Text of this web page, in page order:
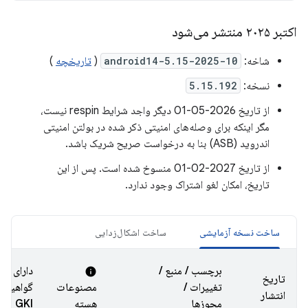
اکتبر ۲۰۲۵ منتشر می‌شود
شاخه: android14-5.15-2025-10
( تاریخچه )
نسخه: 5.15.192
از تاریخ 2026-05-01 دیگر واجد شرایط respin نیست،
مگر اینکه برای وصله‌های امنیتی ذکر شده در بولتن امنیتی
اندروید (ASB) بنا به درخواست صریح شریک باشد.
از تاریخ 2027-02-01 منسوخ شده است. پس از این
تاریخ، امکان لغو اشتراک وجود ندارد.
ساخت نسخه آزمایشی ساخت اشکال‌زدایی
تاریخ
انتشار
برچسب / منبع /
تغییرات /
مجوزها
info
مصنوعات
هسته
دارای
GKI